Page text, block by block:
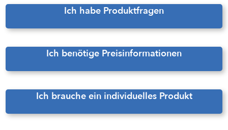
Ich habe Produktfragen
Ich benötige Preisinformationen
Ich brauche ein individuelles Produkt